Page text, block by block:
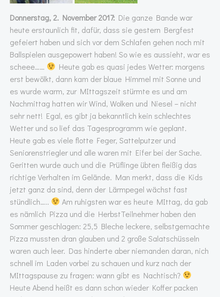
Donnerstag, 2. November 2017: Die ganze Bande war
heute erstaunlich fit, dafür, dass sie gestern Bergfest
gefeiert haben und sich vor dem Schlafen gehen noch mit
Ballspielen ausgepowert haben! So wie es aussieht, war es
scheee……
Heute gab es quasi jedes Wetter: morgens
erst bewölkt, dann kam der blaue Himmel mit Sonne und
es wurde warm, zur MIttagszeit stürmte es und am
Nachmittag hatten wir Wind, Wolken und Niesel – nicht
sehr nett! Egal, es gibt ja bekanntlich kein schlechtes
Wetter und so lief das Tagesprogramm wie geplant.
Heute gab es viele flotte Feger, Sattelputzer und
Seniorenstriegler und alle waren mit Eifer bei der Sache.
Geritten wurde auch und die Prüflinge übten fleißig das
richtige Verhalten im Gelände. Man merkt, dass die Kids
jetzt ganz da sind, denn der Lärmpegel wächst fast
stündlich…..
Am ruhigsten war es heute MIttag, da gab
es nämlich Pizza und die HerbstTeilnehmer haben den
Sommer geschlagen: 25,5 Bleche leckere, selbstgemachte
Pizza mussten dran glauben und 2 große Salatschüsseln
waren auch leer. Das hinderte aber niemanden daran, nich
schnell im Laden vorbei zu schauen und kurz nach der
MIttagspause zu fragen: wann gibt es Nachtisch?
Heute Abend heißt es dann schon wieder Koffer packen